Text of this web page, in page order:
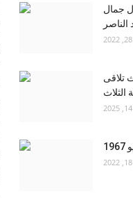
جمال
الناصر
تلاقى
الثلاث